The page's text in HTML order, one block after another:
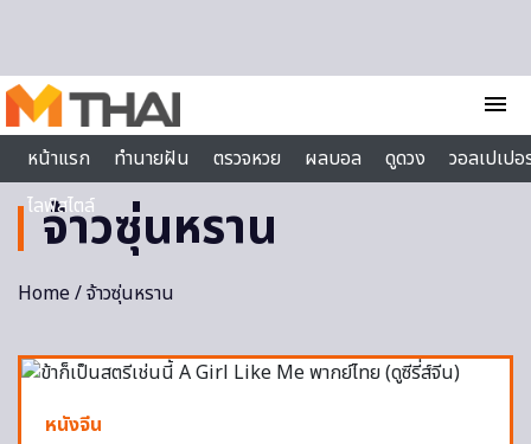
menu
หน้าแรก
ทำนายฝัน ตรวจหวย ผลบอล ดูดวง
วอลเปเป
ไลฟ์สไตล์
จ้าวซุ่นหราน
Home/ จ้าวซุ่นหราน
หนังจีน